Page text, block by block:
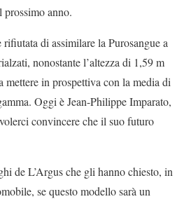
prossimo anno.
rifiutata di assimilare la Purosangue a
nonostante l’altezza di 1,59 m
mettere in prospettiva con la media di
Oggi è Jean-Philippe Imparato,
convincere che il suo futuro
de L’Argus che gli hanno chiesto, in
se questo modello sarà un